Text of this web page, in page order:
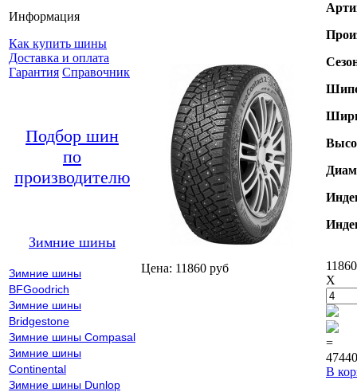
Информация
Как купить шины
Доставка и оплата
Гарантия Справочник
Подбор шин
по
производителю
Зимние шины
Зимние шины
BFGoodrich
Зимние шины
Bridgestone
Зимние шины Compasal
Зимние шины
Continental
Зимние шины Dunlop
Цена: 11860 руб
X
=
В